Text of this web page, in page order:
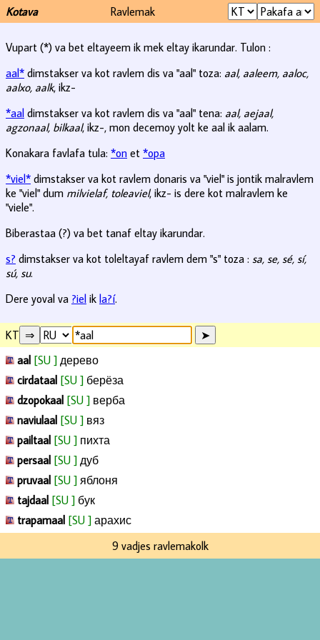
Kotava Ravlemak
Vupart (*) va bet eltayeem ik mek eltay ikarundar. Tulon :
aal* dimstakser va kot ravlem dis va "aal" toza: aal, aaleem, aaloc,
aalxo, aalk, ikz-
*aal dimstakser va kot ravlem dis va "aal" tena: aal, aejaal,
agzonaal, bilkaal, ikz-, mon decemoy yolt ke aal ik aalam.
Konakara favlafa tula: *on et *opa
*viel* dimstakser va kot ravlem donaris va "viel" is jontik malravlem
ke "viel" dum milvielaf, toleaviel, ikz- is dere kot malravlem ke
"viele".
Biberastaa (?) va bet tanaf eltay ikarundar.
s? dimstakser va kot toleltayaf ravlem dem "s" toza : sa, se, sé, sí,
sú, su.
Dere yoval va ?iel ik la?í.
KT
aal [SU ] дерево
cirdataal [SU ] берёза
dzopokaal [SU ] верба
naviulaal [SU ] вяз
pailtaal [SU ] пихта
persaal [SU ] дуб
pruvaal [SU ] яблоня
tajdaal [SU ] бук
trapamaal [SU ] арахис
9 vadjes ravlemakolk